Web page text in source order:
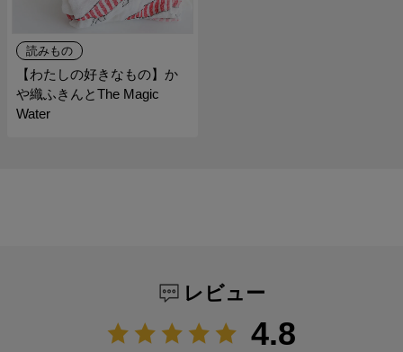
読みもの
【わたしの好きなもの】か
や織ふきんとThe Magic
Water
レビュー
4.8